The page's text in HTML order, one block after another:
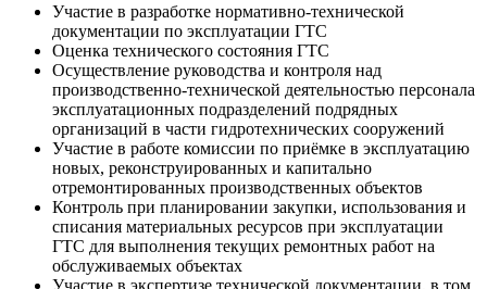
Участие в разработке нормативно-технической
документации по эксплуатации ГТС
Оценка технического состояния ГТС
Осуществление руководства и контроля над
производственно-технической деятельностью персонала
эксплуатационных подразделений подрядных
организаций в части гидротехнических сооружений
Участие в работе комиссии по приёмке в эксплуатацию
новых, реконструированных и капитально
отремонтированных производственных объектов
Контроль при планировании закупки, использования и
списания материальных ресурсов при эксплуатации
ГТС для выполнения текущих ремонтных работ на
обслуживаемых объектах
Участие в экспертизе технической документации, в том